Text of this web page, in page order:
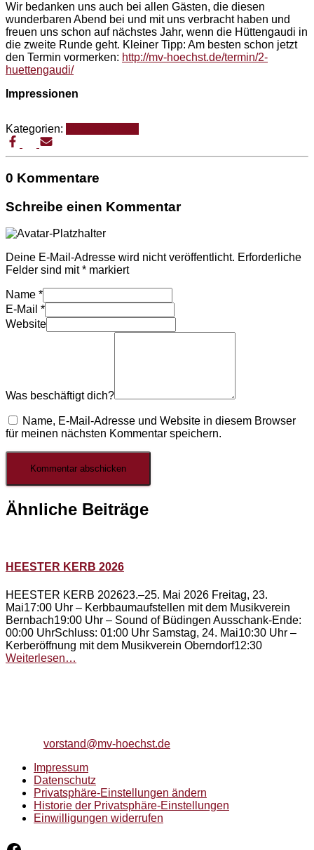
Wir bedanken uns auch bei allen Gästen, die diesen
wunderbaren Abend bei und mit uns verbracht haben und
freuen uns schon auf nächstes Jahr, wenn die Hüttengaudi in
die zweite Runde geht. Kleiner Tipp: Am besten schon jetzt
den Termin vormerken: http://mv-hoechst.de/termin/2-
huettengaudi/
Impressionen
Kategorien:
0 Kommentare
Schreibe einen Kommentar
Deine E-Mail-Adresse wird nicht veröffentlicht. Erforderliche
Felder sind mit* markiert
Name *
E-Mail *
Website
Was beschäftigt dich?
Name, E-Mail-Adresse und Website in diesem Browser
für meinen nächsten Kommentar speichern.
Ähnliche Beiträge
HEESTER KERB 2026
HEESTER KERB 202623.–25. Mai 2026 Freitag, 23.
Mai17:00 Uhr – Kerbbaumaufstellen mit dem Musikverein
Bernbach19:00 Uhr – Sound of Büdingen Ausschank-Ende:
00:00 UhrSchluss: 01:00 Uhr Samstag, 24. Mai10:30 Uhr –
Kerberöffnung mit dem Musikverein Oberndorf12:30
Weiterlesen…
vorstand@mv-hoechst.de
Impressum
Datenschutz
Privatsphäre-Einstellungen ändern
Historie der Privatsphäre-Einstellungen
Einwilligungen widerrufen